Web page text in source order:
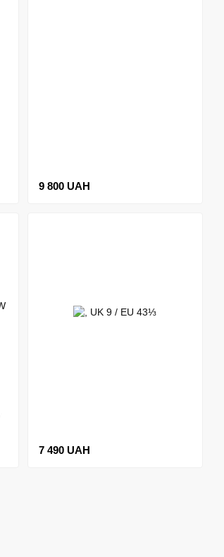
9 800 UAH
7 490 UAH